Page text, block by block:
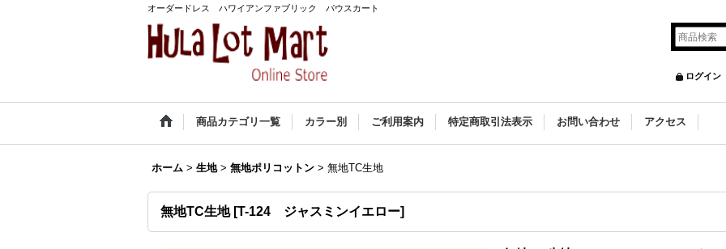
オーダードレス ハワイアンファブリック パウスカート
ログイン
商品カテゴリ一覧 カラー別 ご利用案内 特定商取引法表示 お問い合わせ アクセス
ホーム > 生地 > 無地ポリコットン > 無地TC生地
無地TC生地 [T-124 ジャスミンイエロー]